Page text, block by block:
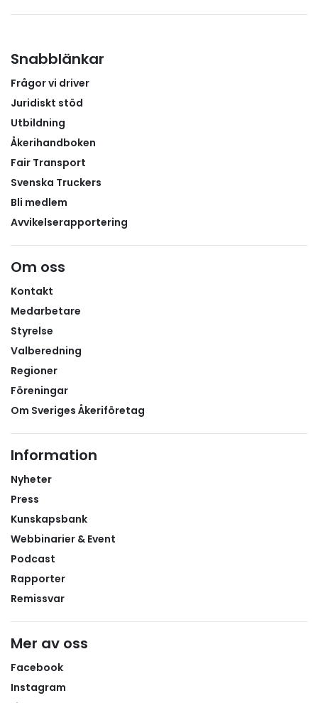
Snabblänkar
Frågor vi driver
Juridiskt stöd
Utbildning
Åkerihandboken
Fair Transport
Svenska Truckers
Bli medlem
Avvikelserapportering
Om oss
Kontakt
Medarbetare
Styrelse
Valberedning
Regioner
Föreningar
Om Sveriges Åkeriföretag
Information
Nyheter
Press
Kunskapsbank
Webbinarier & Event
Podcast
Rapporter
Remissvar
Mer av oss
Facebook
Instagram